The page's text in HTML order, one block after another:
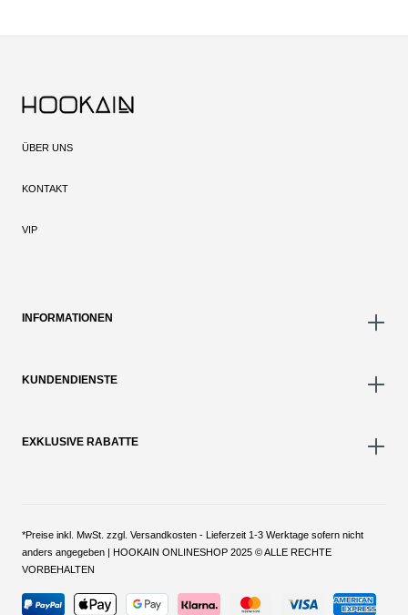
ÜBER UNS
KONTAKT
VIP
INFORMATIONEN
KUNDENDIENSTE
EXKLUSIVE RABATTE
*Preise inkl. MwSt. zzgl. Versandkosten - Lieferzeit 1-3 Werktage sofern nicht
anders angegeben | HOOKAIN ONLINESHOP 2025 © ALLE RECHTE
VORBEHALTEN